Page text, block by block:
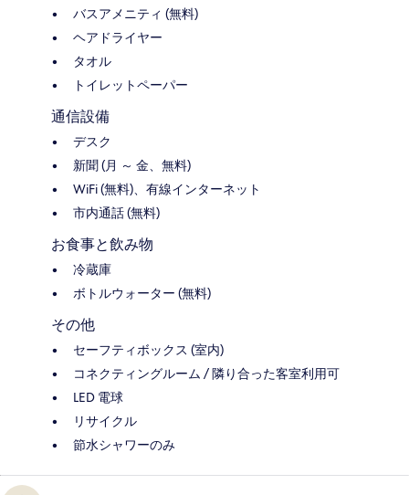
バスアメニティ (無料)
ヘアドライヤー
タオル
トイレットペーパー
通信設備
デスク
新聞 (月 ～ 金、無料)
WiFi (無料)、有線インターネット
市内通話 (無料)
お食事と飲み物
冷蔵庫
ボトルウォーター (無料)
その他
セーフティボックス (室内)
コネクティングルーム / 隣り合った客室利用可
LED 電球
リサイクル
節水シャワーのみ